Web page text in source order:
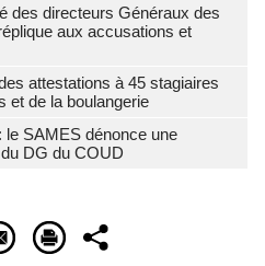
des directeurs Généraux des
aux accusations et
attestations à 45 stagiaires
et de la boulangerie
le SAMES dénonce une
DG du COUD